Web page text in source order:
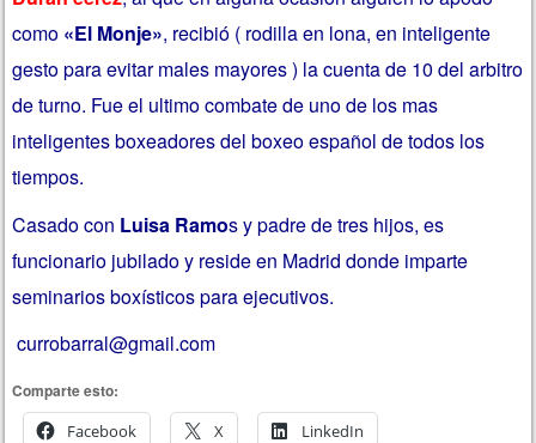
como «El Monje», recibió ( rodilla en lona, en inteligente
gesto para evitar males mayores ) la cuenta de 10 del arbitro
de turno. Fue el ultimo combate de uno de los mas
inteligentes boxeadores del boxeo español de todos los
tiempos.
Casado con Luisa Ramos y padre de tres hijos, es
funcionario jubilado y reside en Madrid donde imparte
seminarios boxísticos para ejecutivos.
currobarral@gmail.com
Comparte esto:
Facebook
X LinkedIn